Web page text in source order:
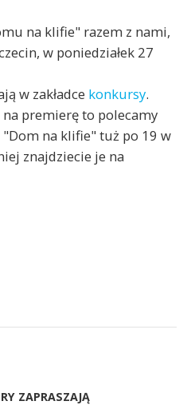
na klifie" razem z nami,
w poniedziałek 27
w zakładce konkursy.
premierę to polecamy
"Dom na klifie" tuż po 19 w
znajdziecie je na
ZAPRASZAJĄ